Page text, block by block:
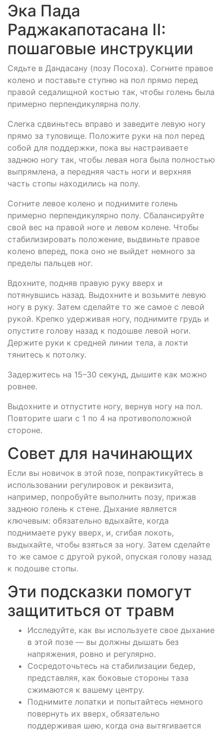
Эка Пада
Раджакапотасана II:
пошаговые инструкции
Сядьте в Дандасану (позу Посоха). Согните правое
колено и поставьте ступню на пол прямо перед
правой седалищной костью так, чтобы голень была
примерно перпендикулярна полу.
Слегка сдвиньтесь вправо и заведите левую ногу
прямо за туловище. Положите руки на пол перед
собой для поддержки, пока вы настраиваете
заднюю ногу так, чтобы левая нога была полностью
выпрямлена, а передняя часть ноги и верхняя
часть стопы находились на полу.
Согните левое колено и поднимите голень
примерно перпендикулярно полу. Сбалансируйте
свой вес на правой ноге и левом колене. Чтобы
стабилизировать положение, выдвиньте правое
колено вперед, пока оно не выйдет немного за
пределы пальцев ног.
Вдохните, подняв правую руку вверх и
потянувшись назад. Выдохните и возьмите левую
ногу в руку. Затем сделайте то же самое с левой
рукой. Крепко удерживая ногу, поднимите грудь и
опустите голову назад к подошве левой ноги.
Держите руки к средней линии тела, а локти
тянитесь к потолку.
Задержитесь на 15–30 секунд, дышите как можно
ровнее.
Выдохните и отпустите ногу, вернув ногу на пол.
Повторите шаги с 1 по 4 на противоположной
стороне.
Совет для начинающих
Если вы новичок в этой позе, попрактикуйтесь в
использовании регулировок и реквизита,
например, попробуйте выполнить позу, прижав
заднюю голень к стене. Дыхание является
ключевым: обязательно вдыхайте, когда
поднимаете руку вверх, и, сгибая локоть,
выдыхайте, чтобы взяться за ногу. Затем сделайте
то же самое с другой рукой, опуская голову назад
к подошве стопы.
Эти подсказки помогут
защититься от травм
Исследуйте, как вы используете свое дыхание
в этой позе — вы должны дышать без
напряжения, ровно и регулярно.
Сосредоточьтесь на стабилизации бедер,
представляя, как боковые стороны таза
сжимаются к вашему центру.
Поднимите лопатки и попытайтесь немного
повернуть их вверх, обязательно
поддерживая шею, когда она вытягивается